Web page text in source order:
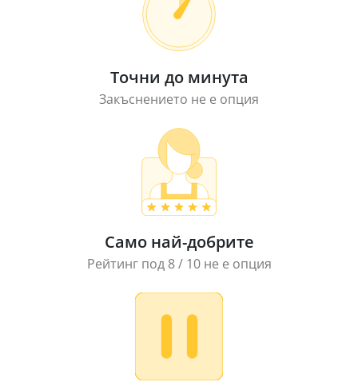
Точни до минута
Закъснението не е опция
Само най-добрите
Рейтинг под 8 / 10 не е опция